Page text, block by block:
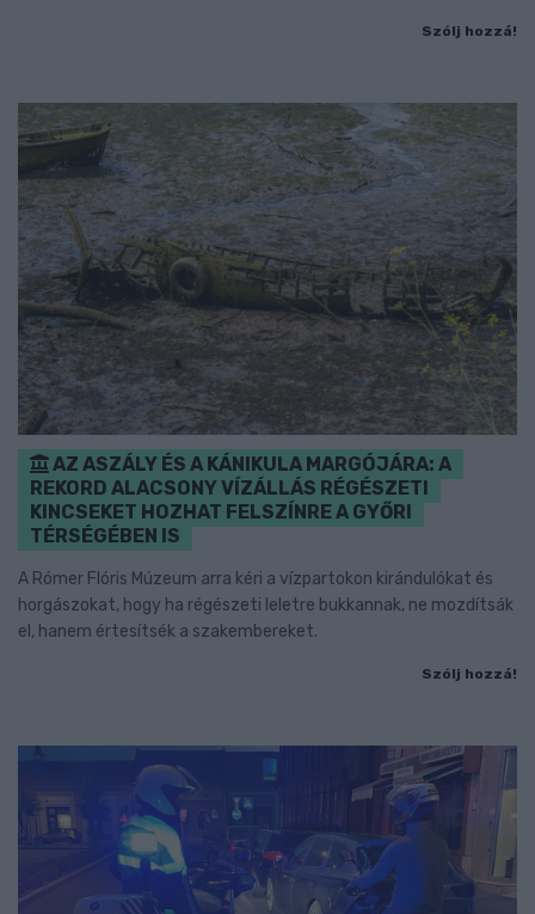
Szólj hozzá!
AZ ASZÁLY ÉS A KÁNIKULA MARGÓJÁRA: A
REKORD ALACSONY VÍZÁLLÁS RÉGÉSZETI
KINCSEKET HOZHAT FELSZÍNRE A GYŐRI
TÉRSÉGÉBEN IS
A Rómer Flóris Múzeum arra kéri a vízpartokon kirándulókat és
horgászokat, hogy ha régészeti leletre bukkannak, ne mozdítsák
el, hanem értesítsék a szakembereket.
Szólj hozzá!